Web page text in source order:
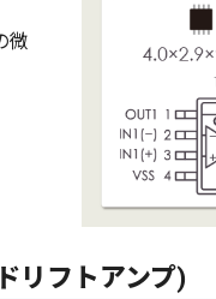
微
リフトアンプ)